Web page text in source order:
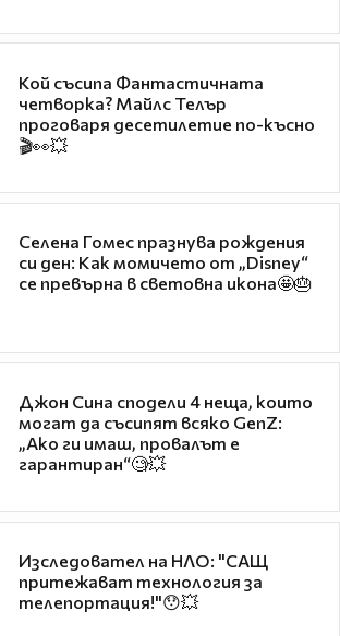
Кой съсипа Фантастичната
четворка? Майлс Телър
проговаря десетилетие по-късно
🎬👀💥
Селена Гомес празнува рождения
си ден: Как момичето от „Disney“
се превърна в световна икона🤩🎂
Джон Сина сподели 4 неща, които
могат да съсипят всяко GenZ:
„Ако ги имаш, провалът е
гарантиран“🧐💥
Изследовател на НЛО: "САЩ
притежават технология за
телепортация!"😯💥